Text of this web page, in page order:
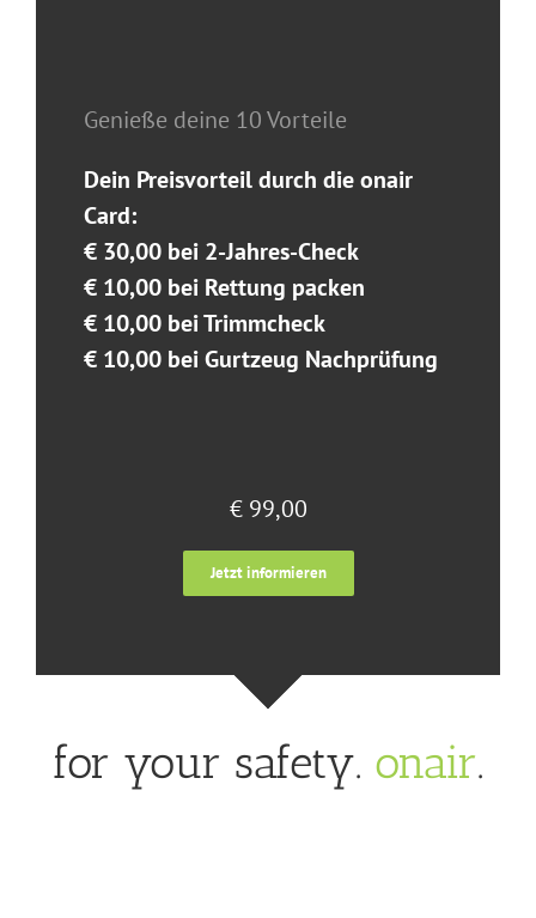
Genieße deine 10 Vorteile
Dein Preisvorteil durch die onair
Card:
€ 30,00 bei 2-Jahres-Check
€ 10,00 bei Rettung packen
€ 10,00 bei Trimmcheck
€ 10,00 bei Gurtzeug Nachprüfung
€ 99,00
Jetzt informieren
for your safety. onair.